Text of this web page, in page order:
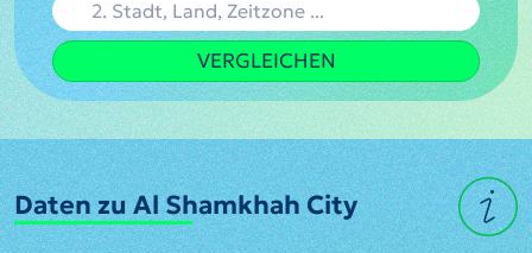
VERGLEICHEN
Daten zu Al Shamkhah City